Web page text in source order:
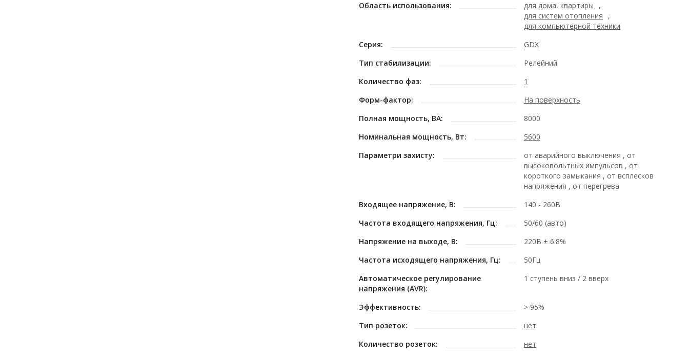
Область использования:
для дома, квартиры
,
для систем отопления
,
для компьютерной техники
Серия:
GDX
Тип стабилизации:
Релейний
Количество фаз:
1
Форм-фактор:
На поверхность
Полная мощность, ВА:
8000
Номинальная мощность, Вт:
5600
Параметри захисту:
от аварийного выключения , от
высоковольтных импульсов , от
короткого замыкания , от всплесков
напряжения , от перегрева
Входящее напряжение, В:
140 - 260В
Частота входящего напряжения, Гц:
50/60 (авто)
Напряжение на выходе, В:
220В ± 6.8%
Частота исходящего напряжения, Гц:
50Гц
Автоматическое регулирование
напряжения (AVR):
1 ступень вниз / 2 вверх
Эффективность:
> 95%
Тип розеток:
нет
Количество розеток:
нет